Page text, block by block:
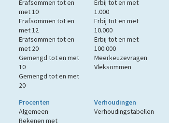
Erafsommen tot en
met 10
Erafsommen tot en
met 12
Erafsommen tot en
met 20
Gemengd tot en met
10
Gemengd tot en met
20
Erbij tot en met
1.000
Erbij tot en met
10.000
Erbij tot en met
100.000
Meerkeuzevragen
Vleksommen
Procenten
Algemeen
Rekenen met
Verhoudingen
Verhoudingstabellen